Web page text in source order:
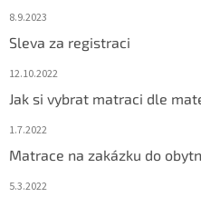
8.9.2023
Sleva za registraci
12.10.2022
Jak si vybrat matraci dle
1.7.2022
Matrace na zakázku do
5.3.2022